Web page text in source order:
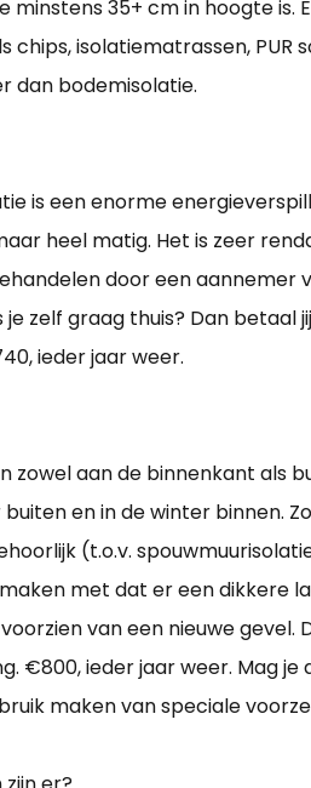
minstens 35+ cm in hoogte
chips, isolatiematrassen, PUR
dan bodemisolatie.
is een enorme
heel matig. Het is zeer
door een aannemer
zelf graag thuis? Dan betaal
ieder jaar weer.
zowel aan de binnenkant als
en in de winter binnen.
(t.o.v.
met dat er een dikkere
van een nieuwe gevel.
€800, ieder jaar weer. Mag
maken van speciale